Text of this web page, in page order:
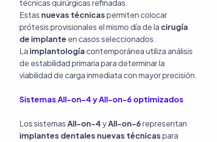
técnicas quirúrgicas refinadas.
Estas nuevas técnicaspermiten colocar
prótesis provisionales el mismo día de la cirugía
de implante en casos seleccionados.
La implantologíacontemporánea utiliza análisis
de estabilidad primaria para determinar la
viabilidad de carga inmediata con mayor precisión.
Sistemas All-on-4 y All-on-6 optimizados
Los sistemasAll-on-4 yAll-on-6representan
implantes dentales nuevas técnicaspara